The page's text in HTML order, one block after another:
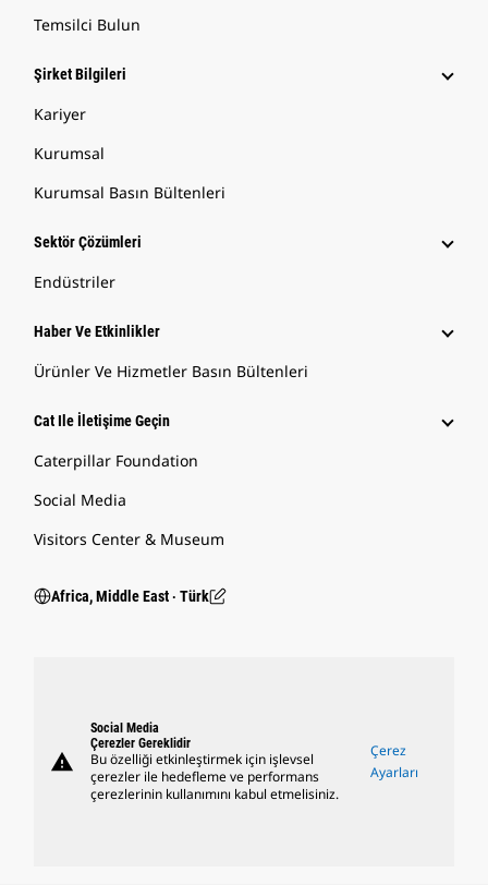
Temsilci Bulun
Şirket Bilgileri
Kariyer
Kurumsal
Kurumsal Basın Bültenleri
Sektör Çözümleri
Endüstriler
Haber Ve Etkinlikler
Ürünler Ve Hizmetler Basın Bültenleri
Cat Ile İletişime Geçin
Caterpillar Foundation
Social Media
Visitors Center & Museum
Africa, Middle East ‧ Türk
warning
Social Media
Çerezler Gereklidir
Bu özelliği etkinleştirmek için işlevsel
çerezler ile hedefleme ve performans
çerezlerinin kullanımını kabul etmelisiniz.
Çerez
Ayarları